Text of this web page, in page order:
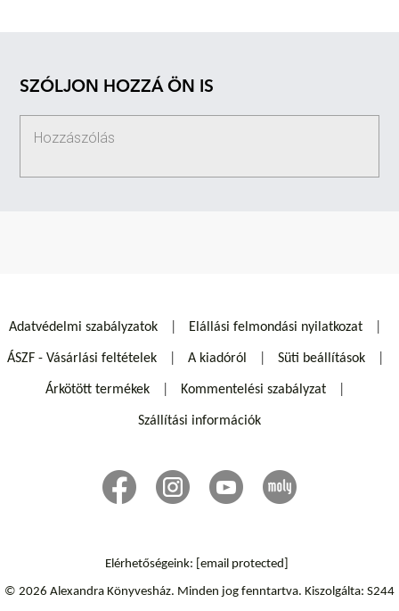
SZÓLJON HOZZÁ ÖN IS
Adatvédelmi szabályzatok Elállási felmondási nyilatkozat
ÁSZF - Vásárlási feltételek A kiadóról Süti beállítások
Árkötött termékek Kommentelési szabályzat
Szállítási információk
Elérhetőségeink: [email protected]
© 2026 Alexandra Könyvesház. Minden jog fenntartva. Kiszolgálta: S244